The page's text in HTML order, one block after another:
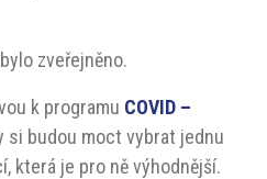
zveřejněno.
k programu COVID –
si budou moct vybrat jednu
která je pro ně výhodnější.